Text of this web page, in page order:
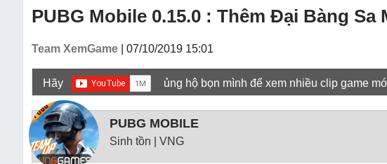
PUBG Mobile 0.15.0 : Thêm Đại Bàng
Team XemGame | 07/10/2019 15:01
Hãy ủng hộ bọn mình để xem nhiều clip game
PUBG MOBILE
Sinh tồn | VNG